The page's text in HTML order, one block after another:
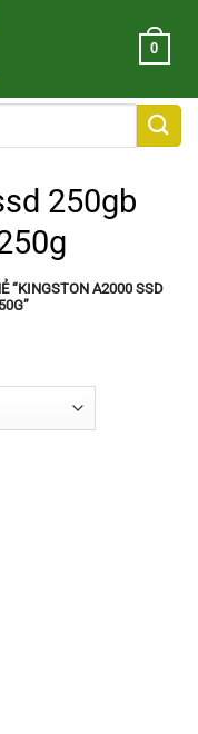
0
250gb
“KINGSTON A2000 SSD